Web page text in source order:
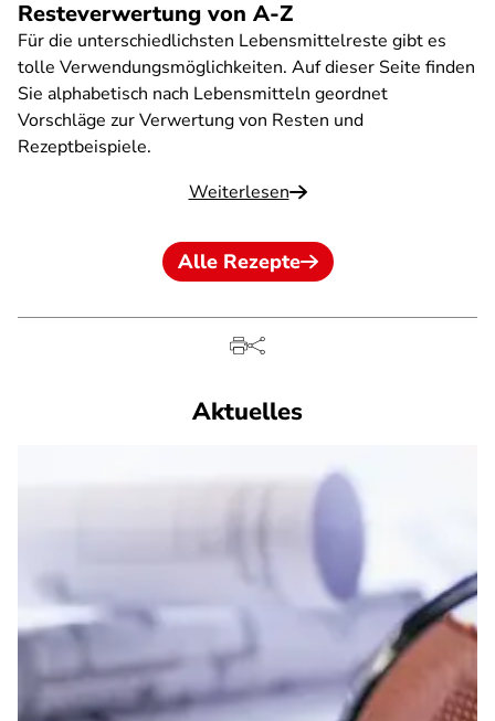
Resteverwertung von A-Z
Für die unterschiedlichsten Lebensmittelreste gibt es
tolle Verwendungsmöglichkeiten. Auf dieser Seite finden
Sie alphabetisch nach Lebensmitteln geordnet
Vorschläge zur Verwertung von Resten und
Rezeptbeispiele.
Weiterlesen
Alle Rezepte
Aktuelles